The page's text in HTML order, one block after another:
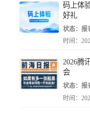
码上体
好礼
状态：报
时间：
2026腾
会
状态：报
时间：